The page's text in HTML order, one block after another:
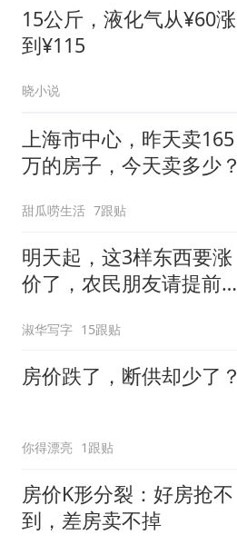
15公斤，液化气从¥60涨
到¥115
晓小说
上海市中心，昨天卖165
万的房子，今天卖多少？
甜瓜唠生活 7跟贴
明天起，这3样东西要涨
价了，农民朋友请提前准
淑华写字 15跟贴
房价跌了，断供却少了？
你得漂亮 1跟贴
房价K形分裂：好房抢不
到，差房卖不掉